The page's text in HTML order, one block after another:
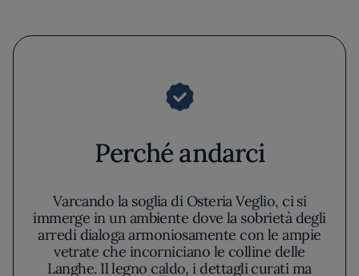
Perché andarci
Varcando la soglia di Osteria Veglio, ci si
immerge in un ambiente dove la sobrietà degli
arredi dialoga armoniosamente con le ampie
vetrate che incorniciano le colline delle
Langhe. Il legno caldo, i dettagli curati ma